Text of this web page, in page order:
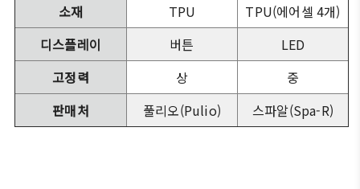
소재
TPU
TPU(에어셀 4개)
디스플레이
버튼
LED
고정력
상
중
판매처
풀리오(Pulio) 스파알(Spa-R)